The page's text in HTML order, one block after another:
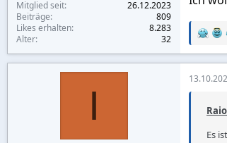
Mitglied seit
26.12.2023
Beiträge
809
Likes erhalten
8.283
Alter
32
R
a
t
I
Es